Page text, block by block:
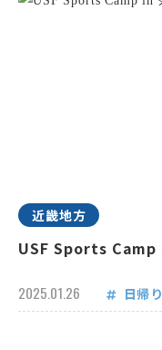
近畿地方
USF Sports
2025.01.26 日帰り